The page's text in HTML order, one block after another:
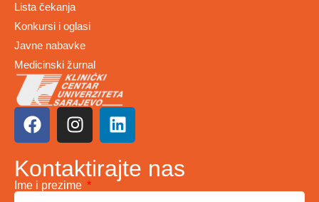
Lista čekanja
Konkursi i oglasi
Javne nabavke
Medicinski žurnal
Kontaktirajte nas
Ime i prezime